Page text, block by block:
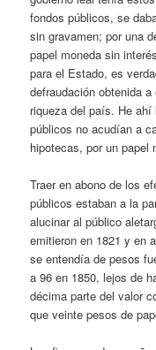
fondos públicos, se
sin gravamen; por una
papel moneda sin
para el Estado, es
defraudación obtenida
riqueza del país. He
públicos no acudían a
hipotecas, por un papel
Traer en abono de los
públicos estaban a la
alucinar al público
emitieron en 1821 y en
se entendía de pesos
a 96 en 1850, lejos de
décima parte del valor
que veinte pesos de